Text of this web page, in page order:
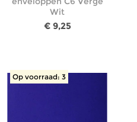
Wit
€ 9,25
Op voorraad: 3